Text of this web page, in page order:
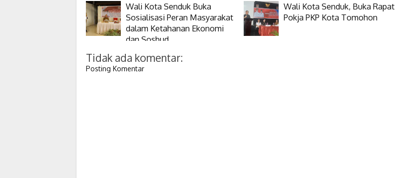
Wali Kota Senduk Buka
Sosialisasi Peran Masyarakat
dalam Ketahanan Ekonomi
dan Sosbud
Wali Kota Senduk, Buka Rapat
Pokja PKP Kota Tomohon
Tidak ada komentar:
Posting Komentar